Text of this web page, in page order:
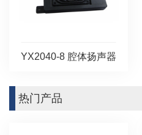
YX2040-8 腔体扬声器
热门产品